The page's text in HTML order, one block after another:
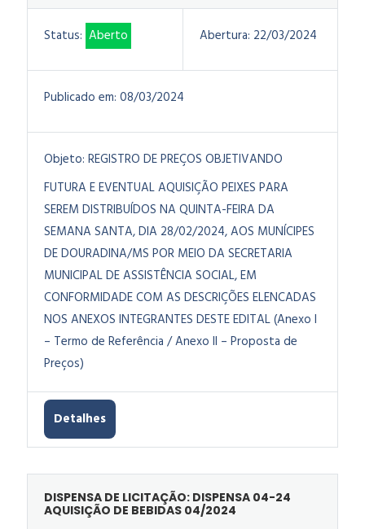
Status: Aberto Abertura: 22/03/2024
Publicado em: 08/03/2024
Objeto: REGISTRO DE PREÇOS OBJETIVANDO
FUTURA E EVENTUAL AQUISIÇÃO PEIXES PARA
SEREM DISTRIBUÍDOS NA QUINTA-FEIRA DA
SEMANA SANTA, DIA 28/02/2024, AOS MUNÍCIPES
DE DOURADINA/MS POR MEIO DA SECRETARIA
MUNICIPAL DE ASSISTÊNCIA SOCIAL, EM
CONFORMIDADE COM AS DESCRIÇÕES ELENCADAS
NOS ANEXOS INTEGRANTES DESTE EDITAL (Anexo I
– Termo de Referência / Anexo II – Proposta de
Preços)
Detalhes
DISPENSA DE LICITAÇÃO: DISPENSA 04-24
AQUISIÇÃO DE BEBIDAS 04/2024